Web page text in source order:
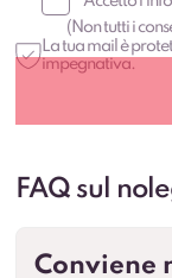
(Non tutti i
La tua mail è
impegnativa.
FAQ sul
Conviene